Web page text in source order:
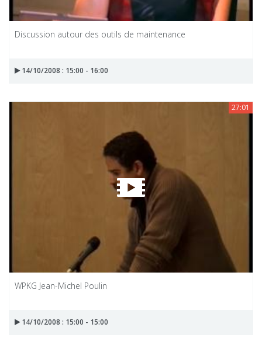
Discussion autour des outils de maintenance
14/10/2008 : 15:00 - 16:00
27:01
WPKG Jean-Michel Poulin
14/10/2008 : 15:00 - 15:00